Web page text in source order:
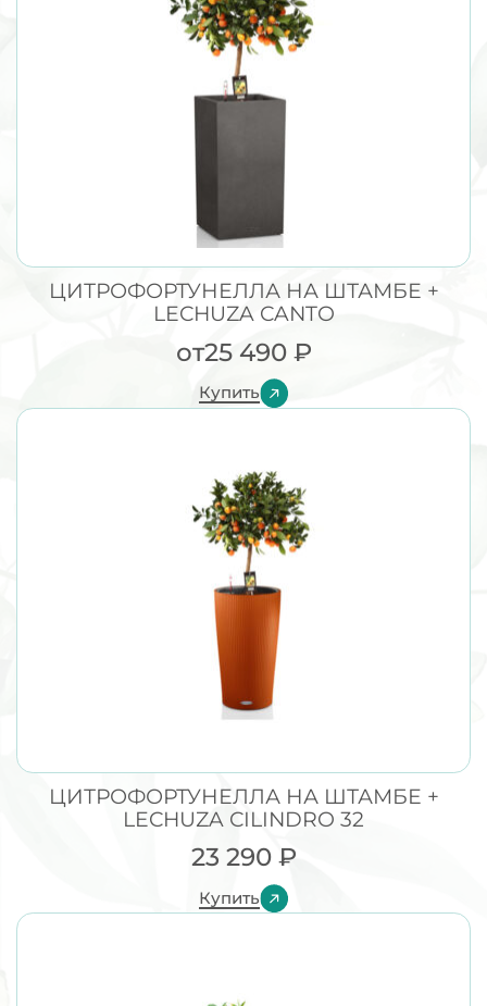
ЦИТРОФОРТУНЕЛЛА НА ШТАМБЕ +
LECHUZA CANTO
от25 490 ₽
Купить
ЦИТРОФОРТУНЕЛЛА НА ШТАМБЕ +
LECHUZA CILINDRO 32
23 290 ₽
Купить